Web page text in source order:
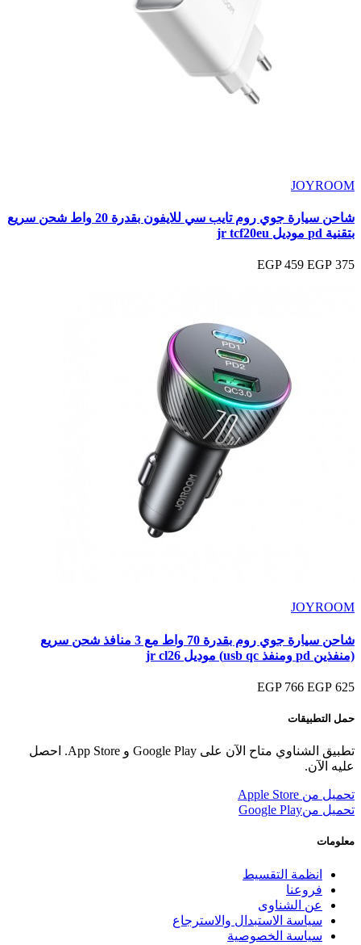
JOYROOM
شاحن سيارة جوي روم تايب سي للايفون بقدرة 20 واط شحن سريع
بتقنية pd موديل jr tcf20eu
375 EGP
459 EGP
JOYROOM
شاحن سيارة جوي روم بقدرة 70 واط مع 3 منافذ شحن سريع
(منفذين pd ومنفذ usb qc) موديل jr cl26
625 EGP
766 EGP
حمل التطبيقات
تطبيق الشناوي متاح الآن على Google Play و App Store. احصل
عليه الآن.
تحميل من Apple Store
تحميل منGoogle Play
معلومات
انظمة التقسيط
فروعنا
عن الشناوى
سياسة الاستبدال والاسترجاع
سياسة الخصوصية